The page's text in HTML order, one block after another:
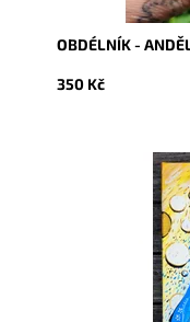
OBDÉLNÍK -
350 Kč
6931